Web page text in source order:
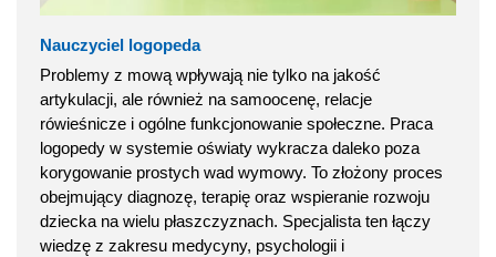
Nauczyciel logopeda
Problemy z mową wpływają nie tylko na jakość
artykulacji, ale również na samoocenę, relacje
rówieśnicze i ogólne funkcjonowanie społeczne. Praca
logopedy w systemie oświaty wykracza daleko poza
korygowanie prostych wad wymowy. To złożony proces
obejmujący diagnozę, terapię oraz wspieranie rozwoju
dziecka na wielu płaszczyznach. Specjalista ten łączy
wiedzę z zakresu medycyny, psychologii i